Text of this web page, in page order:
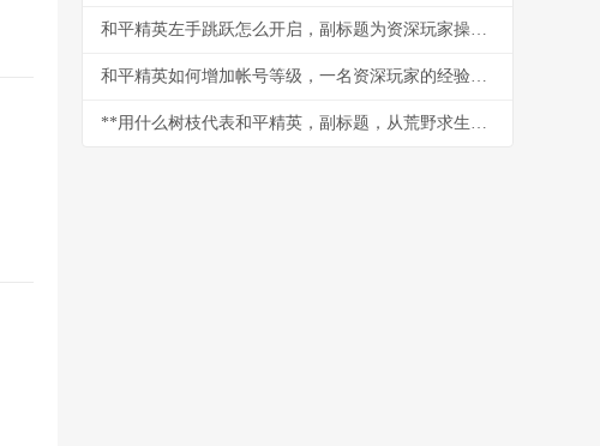
和平精英左手跳跃怎么开启，副标题为资深玩家操作优化指南
和平精英如何增加帐号等级，一名资深玩家的经验之谈
**用什么树枝代表和平精英，副标题，从荒野求生到战术艺术的象征**